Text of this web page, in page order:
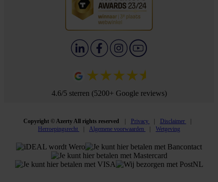
4.6/5 sterren (5200+ Google reviews)
Copyright © Azerty All rights reserved Privacy
Disclaimer
Herroepingsrecht
Algemene voorwaarden Wetgeving